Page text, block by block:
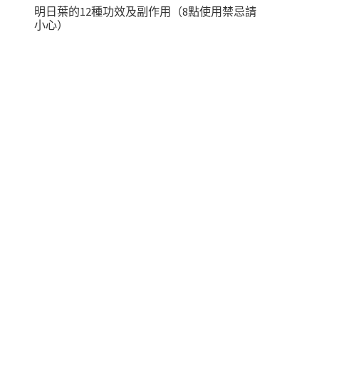
明日葉的12種功效及副作用（8點使用禁忌請
小心）